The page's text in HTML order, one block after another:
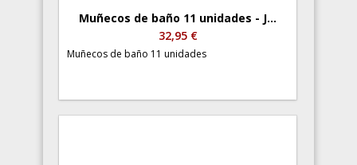
Muñecos de baño 11 unidades - J...
32,95 €
Muñecos de baño 11 unidades